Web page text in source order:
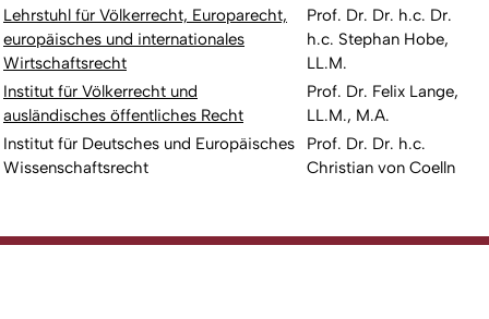
Lehrstuhl für Völkerrecht, Europarecht,
europäisches und internationales
Wirtschaftsrecht
Prof. Dr. Dr. h.c. Dr.
h.c. Stephan Hobe,
LL.M.
Institut für Völkerrecht und
ausländisches öffentliches Recht
Prof. Dr. Felix Lange,
LL.M., M.A.
Institut für Deutsches und Europäisches
Wissenschaftsrecht
Prof. Dr. Dr. h.c.
Christian von Coelln